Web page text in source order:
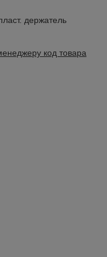
держатель
код товара